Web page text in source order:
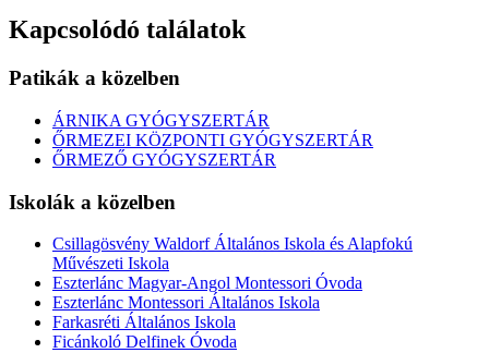
Kapcsolódó találatok
Patikák a közelben
ÁRNIKA GYÓGYSZERTÁR
ŐRMEZEI KÖZPONTI GYÓGYSZERTÁR
ŐRMEZŐ GYÓGYSZERTÁR
Iskolák a közelben
Csillagösvény Waldorf Általános Iskola és Alapfokú
Művészeti Iskola
Eszterlánc Magyar-Angol Montessori Óvoda
Eszterlánc Montessori Általános Iskola
Farkasréti Általános Iskola
Ficánkoló Delfinek Óvoda